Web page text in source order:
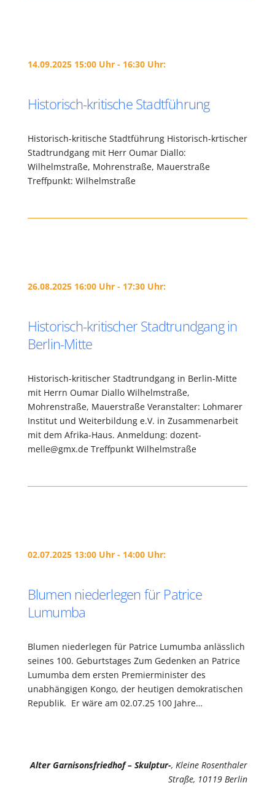
14.09.2025 15:00 Uhr - 16:30 Uhr:
Historisch-kritische Stadtführung
Historisch-kritische Stadtführung Historisch-krtischer
Stadtrundgang mit Herr Oumar Diallo:
Wilhelmstraße, Mohrenstraße, Mauerstraße
Treffpunkt: Wilhelmstraße
26.08.2025 16:00 Uhr - 17:30 Uhr:
Historisch-kritischer Stadtrundgang in
Berlin-Mitte
Historisch-kritischer Stadtrundgang in Berlin-Mitte
mit Herrn Oumar Diallo Wilhelmstraße,
Mohrenstraße, Mauerstraße Veranstalter: Lohmarer
Institut und Weiterbildung e.V. in Zusammenarbeit
mit dem Afrika-Haus. Anmeldung: dozent-
melle@gmx.de Treffpunkt Wilhelmstraße
02.07.2025 13:00 Uhr - 14:00 Uhr:
Blumen niederlegen für Patrice
Lumumba
Blumen niederlegen für Patrice Lumumba anlässlich
seines 100. Geburtstages Zum Gedenken an Patrice
Lumumba dem ersten Premierminister des
unabhängigen Kongo, der heutigen demokratischen
Republik. Er wäre am 02.07.25 100 Jahre…
Alter Garnisonsfriedhof – Skulptur-, Kleine Rosenthaler
Straße, 10119 Berlin